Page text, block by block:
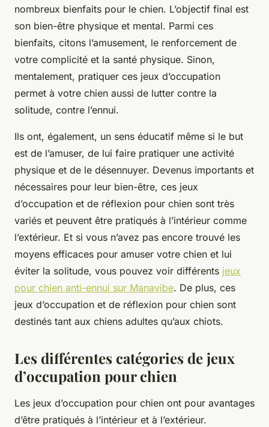
nombreux bienfaits pour le chien. L’objectif final est
son bien-être physique et mental. Parmi ces
bienfaits, citons l’amusement, le renforcement de
votre complicité et la santé physique. Sinon,
mentalement, pratiquer ces jeux d’occupation
permet à votre chien aussi de lutter contre la
solitude, contre l’ennui.
Ils ont, également, un sens éducatif même si le but
est de l’amuser, de lui faire pratiquer une activité
physique et de le désennuyer. Devenus importants et
nécessaires pour leur bien-être, ces jeux
d’occupation et de réflexion pour chien sont très
variés et peuvent être pratiqués à l’intérieur comme
l’extérieur. Et si vous n’avez pas encore trouvé les
moyens efficaces pour amuser votre chien et lui
éviter la solitude, vous pouvez voir différents jeux
pour chien anti-ennui sur Manavibe. De plus, ces
jeux d’occupation et de réflexion pour chien sont
destinés tant aux chiens adultes qu’aux chiots.
Les différentes catégories de jeux
d’occupation pour chien
Les jeux d’occupation pour chien ont pour avantages
d’être pratiqués à l’intérieur et à l’extérieur.